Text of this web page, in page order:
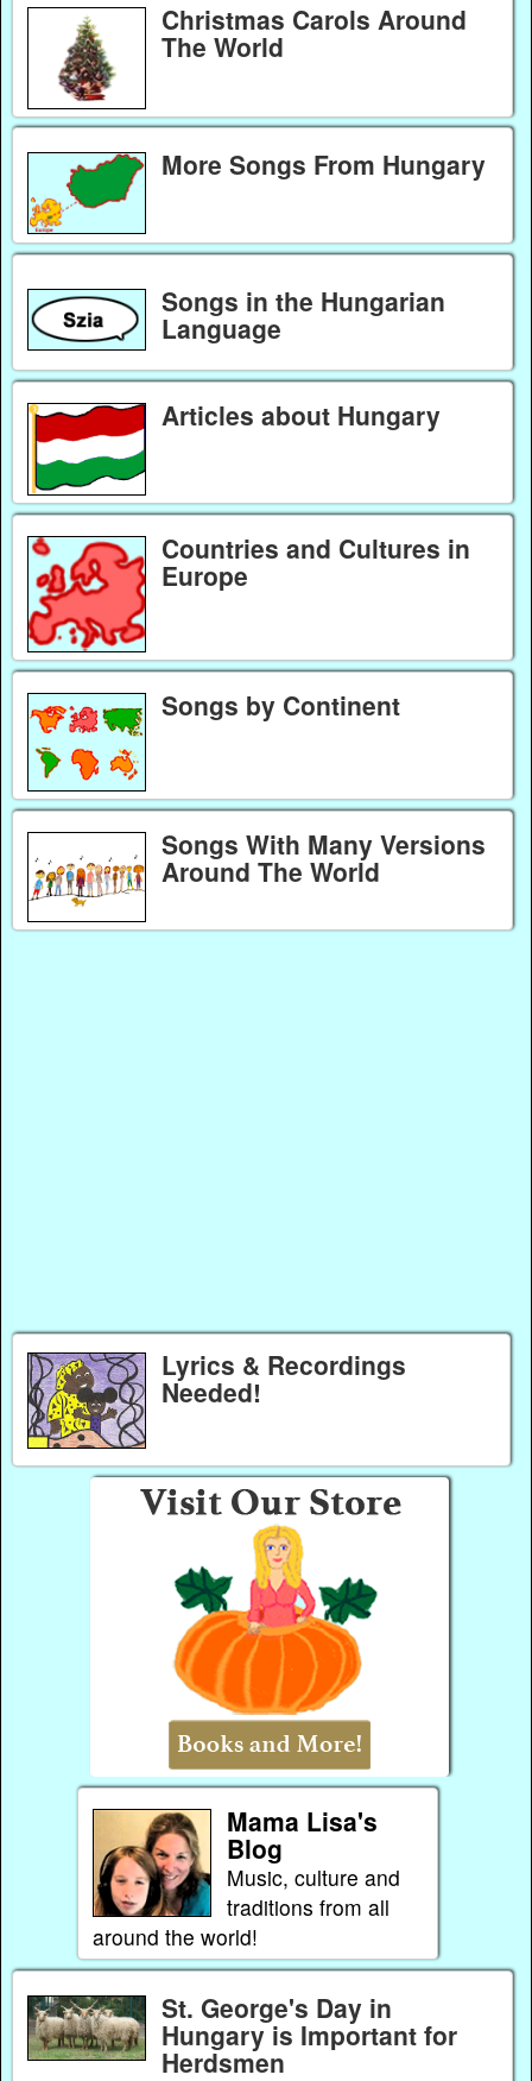
Christmas Carols Around
The World
More Songs From Hungary
Songs in the Hungarian
Language
Articles about Hungary
Countries and Cultures in
Europe
Songs by Continent
Songs With Many Versions
Around The World
Lyrics & Recordings
Needed!
Mama Lisa's
Blog
Music, culture and
traditions from all
around the world!
St. George's Day in
Hungary is Important for
Herdsmen